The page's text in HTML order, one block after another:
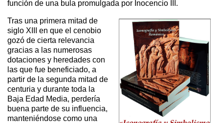
función de una bula promulgada por Inocencio III.
Tras una primera mitad de
siglo XIII en que el cenobio
gozó de cierta relevancia
gracias a las numerosas
dotaciones y heredades con
las que fue beneficiado, a
partir de la segunda mitad de
centuria y durante toda la
Baja Edad Media, perdería
buena parte de su influencia,
manteniéndose como una